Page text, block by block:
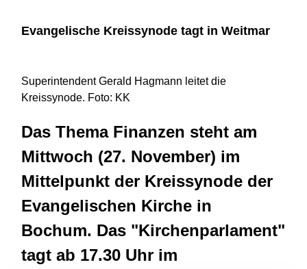
Evangelische Kreissynode tagt in Weitmar
Superintendent Gerald Hagmann leitet die
Kreissynode. Foto: KK
Das Thema Finanzen steht am
Mittwoch (27. November) im
Mittelpunkt der Kreissynode der
Evangelischen Kirche in
Bochum. Das "Kirchenparlament"
tagt ab 17.30 Uhr im